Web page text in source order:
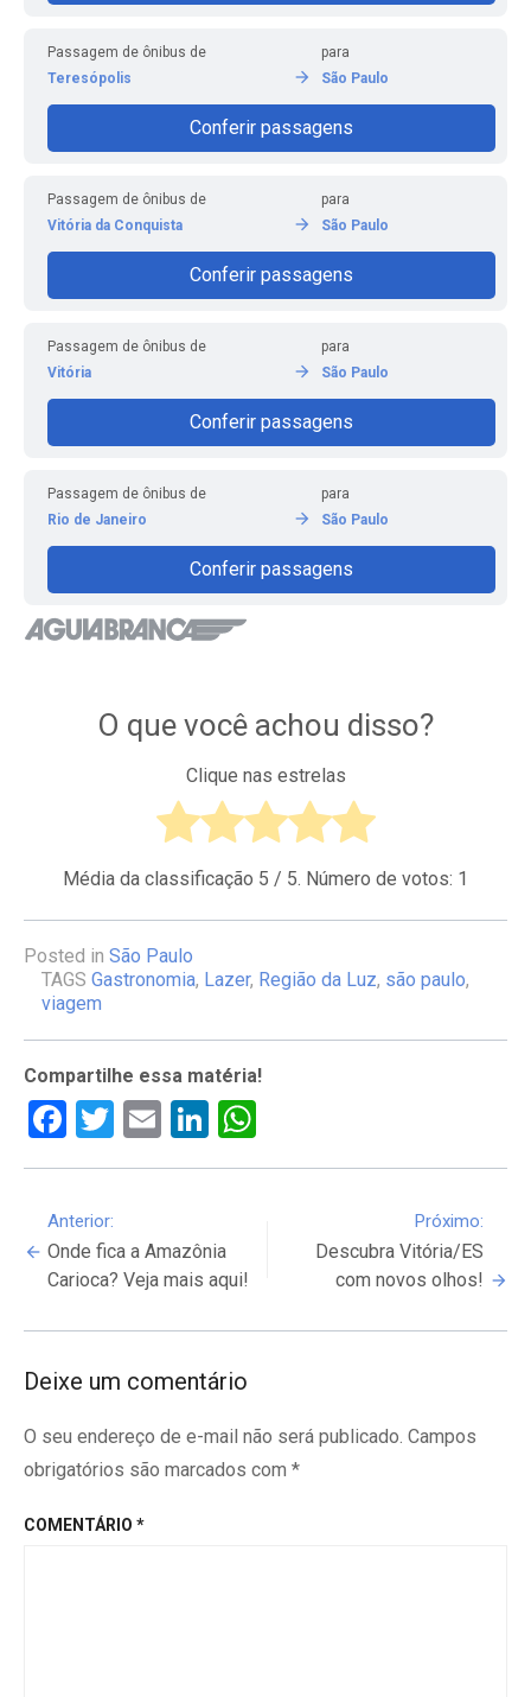
Passagem de ônibus de
Teresópolis
para
São Paulo
Conferir passagens
Passagem de ônibus de
Vitória da Conquista
para
São Paulo
Conferir passagens
Passagem de ônibus de
Vitória
para
São Paulo
Conferir passagens
Passagem de ônibus de
Rio de Janeiro
para
São Paulo
Conferir passagens
O que você achou disso?
Clique nas estrelas
Média da classificação 5 / 5. Número de votos: 1
Posted in São Paulo
TAGS Gastronomia, Lazer, Região da Luz, são paulo,
viagem
Compartilhe essa matéria!
Facebook
Twitter
EmailLinkedIn
Continue
Reading
Anterior:
Onde fica a Amazônia
Carioca? Veja mais aqui!
Próximo:
Descubra Vitória/ES
com novos olhos!
Deixe um comentário
O seu endereço de e-mail não será publicado. Campos
obrigatórios são marcados com *
COMENTÁRIO *